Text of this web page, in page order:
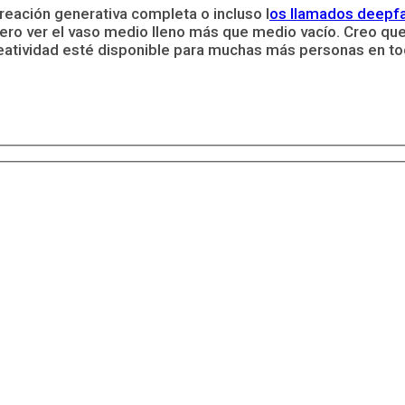
generativa completa o incluso los llamados
ver el vaso medio lleno más que medio vacío. Creo
esté disponible para muchas más personas en